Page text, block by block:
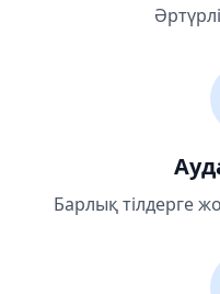
Барлық тілдерге